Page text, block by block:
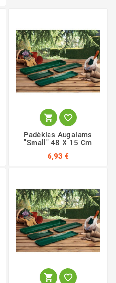
 
Padėklas Augalams
"Small" 48 X 15 Cm
6,93 €
 